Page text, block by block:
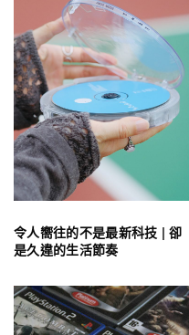
令人嚮往的不是最新科技 | 卻
是久違的生活節奏